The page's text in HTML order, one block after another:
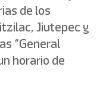
de los
Jiutepec y
“General
horario de